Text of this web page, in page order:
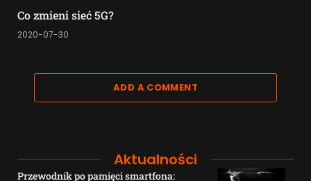
Co zmieni sieć 5G?
2020-07-30
ADD A COMMENT
Aktualności
Przewodnik po pamięci smartfona: